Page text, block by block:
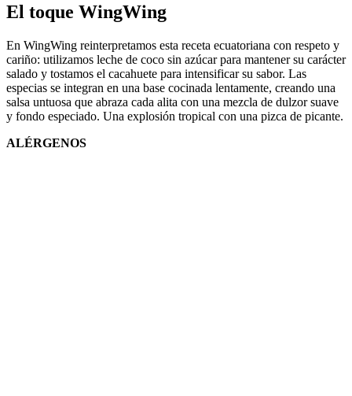
El toque WingWing
En WingWing reinterpretamos esta receta ecuatoriana con respeto y
cariño: utilizamos leche de coco sin azúcar para mantener su carácter
salado y tostamos el cacahuete para intensificar su sabor. Las
especias se integran en una base cocinada lentamente, creando una
salsa untuosa que abraza cada alita con una mezcla de dulzor suave
y fondo especiado. Una explosión tropical con una pizca de picante.
ALÉRGENOS